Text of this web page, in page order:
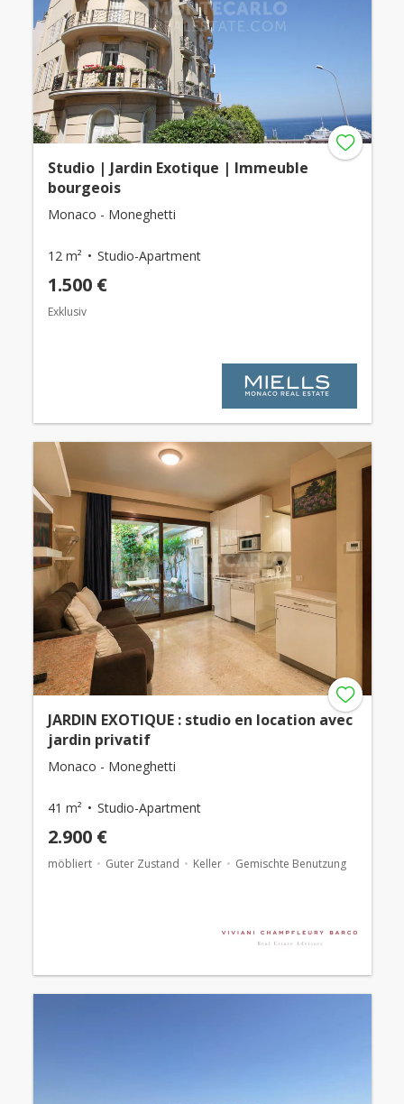
Studio | Jardin Exotique | Immeuble
bourgeois
Monaco - Moneghetti
12 m² Studio-Apartment
1.500 €
Exklusiv
JARDIN EXOTIQUE : studio en location avec
jardin privatif
Monaco - Moneghetti
41 m² Studio-Apartment
2.900 €
möbliert Guter Zustand Keller Gemischte Benutzung